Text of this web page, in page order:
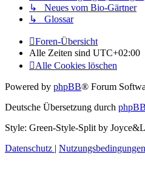
↳ Neues vom Bio-Gärtner
↳ Glossar
Foren-Übersicht
Alle Zeiten sind UTC+02:00
Alle Cookies löschen
Powered by phpBB® Forum
Deutsche Übersetzung durch
Style: Green-Style-Split by
Datenschutz
Nutzungsbedingungen